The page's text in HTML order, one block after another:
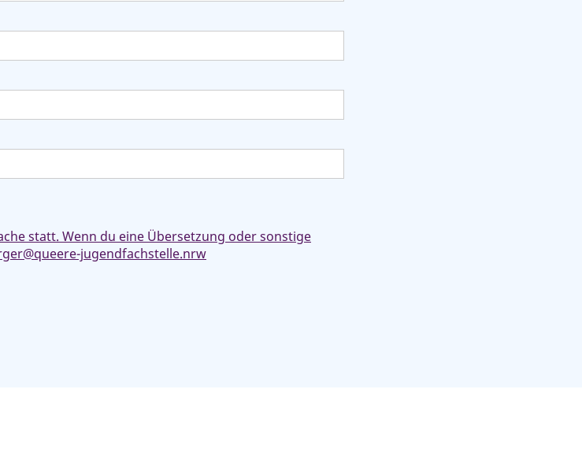
statt. Wenn du eine Übersetzung oder sonstige
jugendfachstelle.nrw